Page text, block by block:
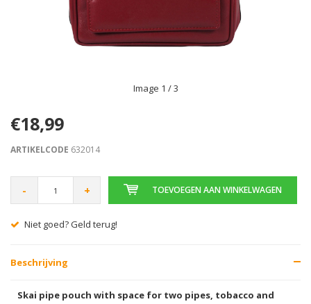
Image 1 / 3
€18,99
ARTIKELCODE 632014
- + TOEVOEGEN AAN WINKELWAGEN
Niet goed? Geld terug!
Beschrijving
Skai pipe pouch with space for two pipes, tobacco and